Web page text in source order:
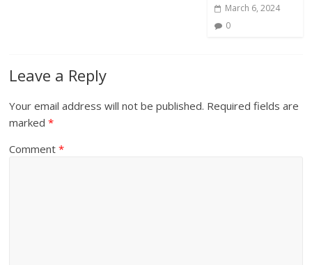
March 6, 2024
0
Leave a Reply
Your email address will not be published. Required fields are
marked*
Comment*